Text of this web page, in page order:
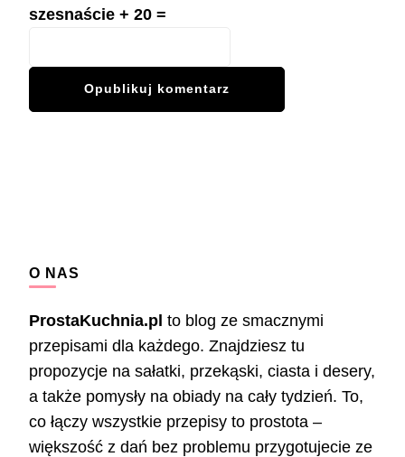
szesnaście + 20 =
O NAS
ProstaKuchnia.pl to blog ze smacznymi
przepisami dla każdego. Znajdziesz tu
propozycje na sałatki, przekąski, ciasta i desery,
a także pomysły na obiady na cały tydzień. To,
co łączy wszystkie przepisy to prostota –
większość z dań bez problemu przygotujecie ze